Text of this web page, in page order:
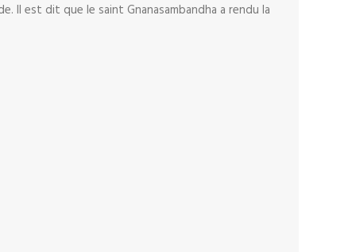
Il est dit que le saint Gnanasambandha a rendu la